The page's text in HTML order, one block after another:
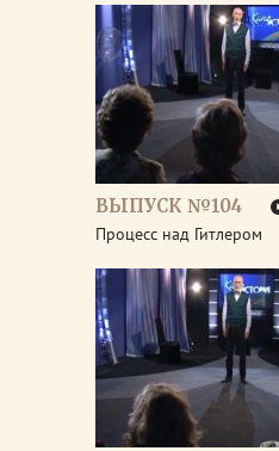
ВЫПУСК №104
Процесс над Гитлером